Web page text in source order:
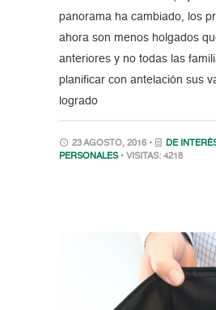
panorama ha cambiado, los
ahora son menos holgados
anteriores y no todas las
planificar con antelación sus
logrado
23 AGOSTO, 2016 • DE
PERSONALES • VISITAS: 4218